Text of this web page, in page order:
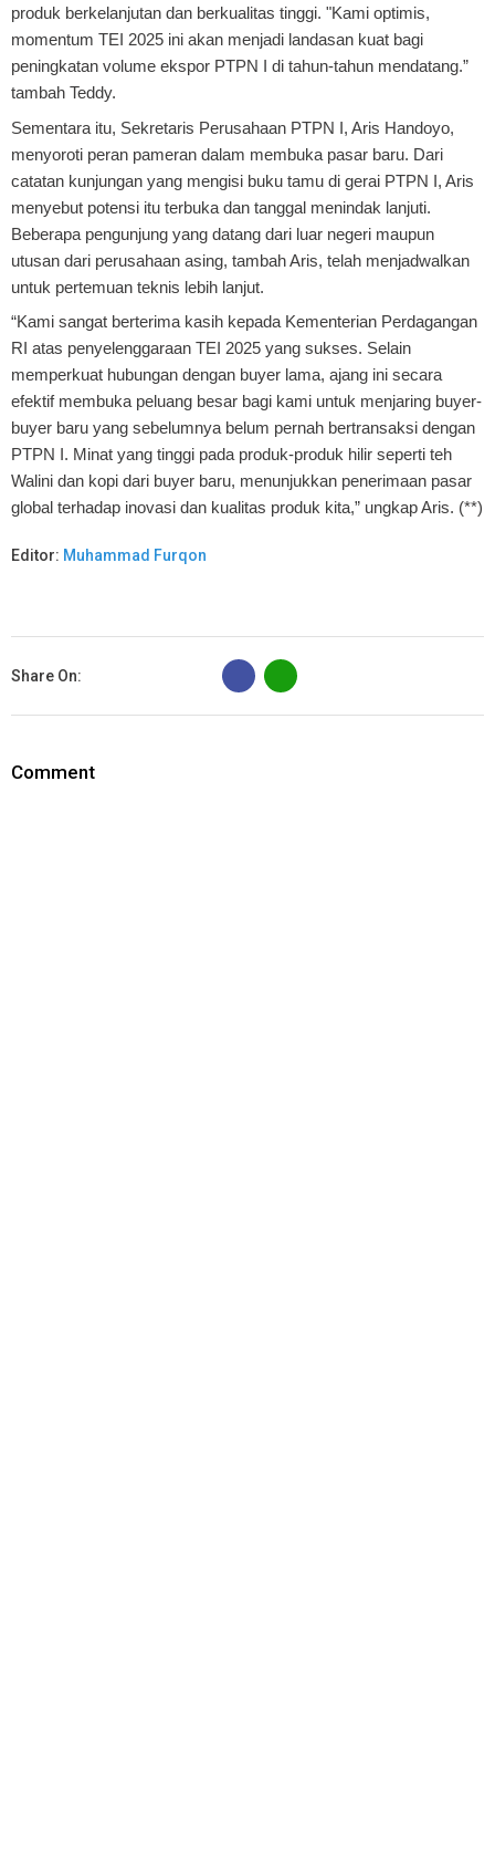
produk berkelanjutan dan berkualitas tinggi. "Kami optimis,
momentum TEI 2025 ini akan menjadi landasan kuat bagi
peningkatan volume ekspor PTPN I di tahun-tahun mendatang.”
tambah Teddy.
Sementara itu, Sekretaris Perusahaan PTPN I, Aris Handoyo,
menyoroti peran pameran dalam membuka pasar baru. Dari
catatan kunjungan yang mengisi buku tamu di gerai PTPN I, Aris
menyebut potensi itu terbuka dan tanggal menindak lanjuti.
Beberapa pengunjung yang datang dari luar negeri maupun
utusan dari perusahaan asing, tambah Aris, telah menjadwalkan
untuk pertemuan teknis lebih lanjut.
“Kami sangat berterima kasih kepada Kementerian Perdagangan
RI atas penyelenggaraan TEI 2025 yang sukses. Selain
memperkuat hubungan dengan buyer lama, ajang ini secara
efektif membuka peluang besar bagi kami untuk menjaring buyer-
buyer baru yang sebelumnya belum pernah bertransaksi dengan
PTPN I. Minat yang tinggi pada produk-produk hilir seperti teh
Walini dan kopi dari buyer baru, menunjukkan penerimaan pasar
global terhadap inovasi dan kualitas produk kita,” ungkap Aris. (**)
Editor: Muhammad Furqon
Share On:
B
Comment